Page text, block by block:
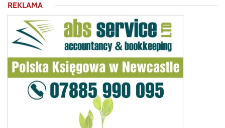
REKLAMA